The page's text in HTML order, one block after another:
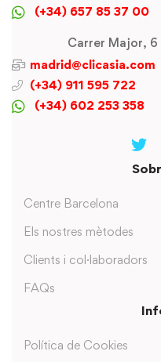
(+34) 657 85 37 00
Carrer Major, 6
madrid@clicasia.com
(+34) 911 595 722
(+34) 602 253 358
Centre Barcelona
Els nostres mètodes
Clients i col·laboradors
FAQs
Política de Cookies